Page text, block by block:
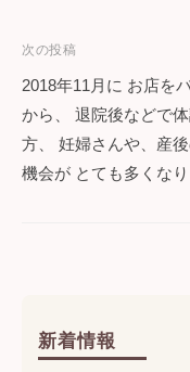
ビ
ゲ
ー
次の投稿
2018年11月に お店を
から、 退院後などで
方、 妊婦さんや、産
機会が とても多くな
新着情報